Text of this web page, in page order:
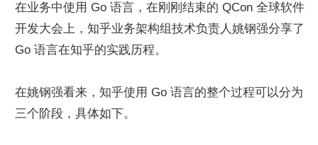
在业务中使用 Go 语言，在刚刚结束的 QCon 全球软件
开发大会上，知乎业务架构组技术负责人姚钢强分享了
Go 语言在知乎的实践历程。
在姚钢强看来，知乎使用 Go 语言的整个过程可以分为
三个阶段，具体如下。